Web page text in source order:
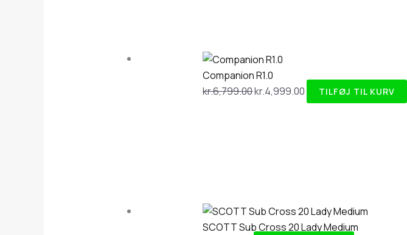
Companion R1.0
kr.6,799.00kr.4,999.00 TILFØJ TIL KURV
SCOTT Sub Cross 20 Lady Medium